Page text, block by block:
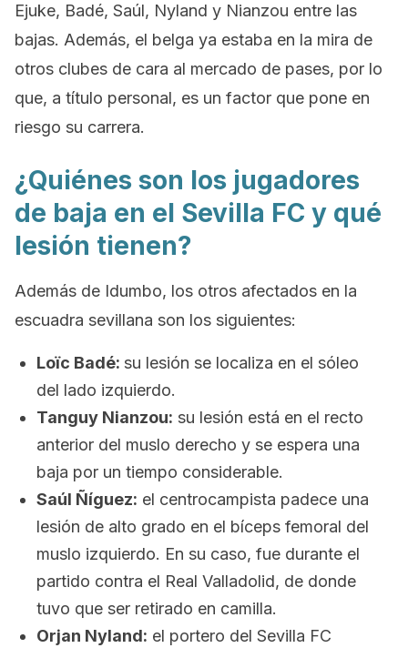
Ejuke, Badé, Saúl, Nyland y Nianzou entre las
bajas. Además, el belga ya estaba en la mira de
otros clubes de cara al mercado de pases, por lo
que, a título personal, es un factor que pone en
riesgo su carrera.
¿Quiénes son los jugadores
de baja en el Sevilla FC y qué
lesión tienen?
Además de Idumbo, los otros afectados en la
escuadra sevillana son los siguientes:
Loïc Badé: su lesión se localiza en el sóleo
del lado izquierdo.
Tanguy Nianzou: su lesión está en el recto
anterior del muslo derecho y se espera una
baja por un tiempo considerable.
Saúl Ñíguez: el centrocampista padece una
lesión de alto grado en el bíceps femoral del
muslo izquierdo. En su caso, fue durante el
partido contra el Real Valladolid, de donde
tuvo que ser retirado en camilla.
Orjan Nyland: el portero del Sevilla FC